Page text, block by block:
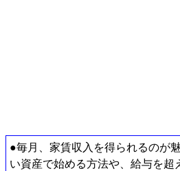
●毎月、家賃収入を得られるのが
い資産で始める方法や、給与を超